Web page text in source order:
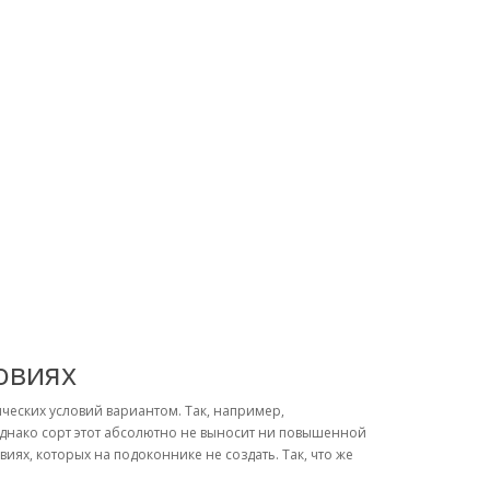
условий вариантом. Так, например,
сорт этот абсолютно не выносит ни повышенной
которых на подоконнике не создать. Так, что же